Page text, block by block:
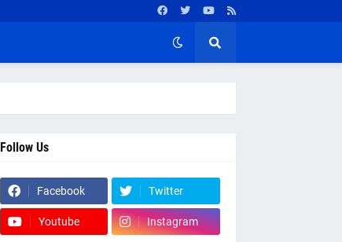
Follow Us
Facebook Twitter
Youtube Instagram